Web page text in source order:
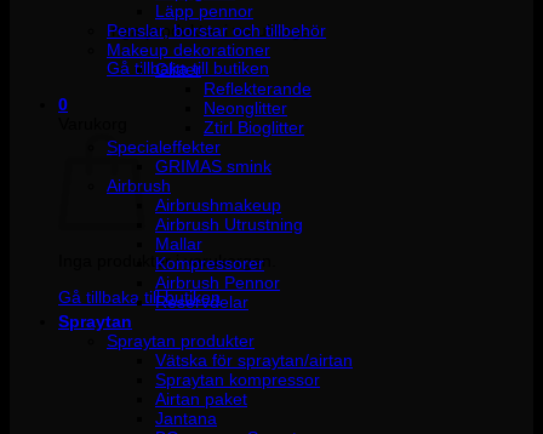
Inga produkter i varukorgen.
Gå tillbaka till butiken
0
Inga produkter i varukorgen.
Gå tillbaka till butiken
Läpp pennor
Penslar, borstar och tillbehör
Makeup dekorationer
Glitter
Reflekterande
Neonglitter
Ztirl Bioglitter
Specialeffekter
GRIMAS smink
Airbrush
Airbrushmakeup
Airbrush Utrustning
Mallar
Kompressorer
Airbrush Pennor
Reservdelar
Spraytan
Spraytan produkter
Vätska för spraytan/airtan
Spraytan kompressor
Airtan paket
Jantana